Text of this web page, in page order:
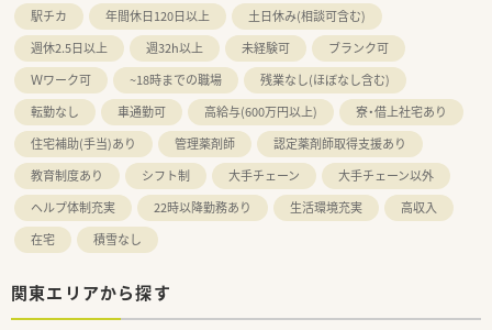
駅チカ 年間休日120日以上
土日休み(相談可含む)
週休2.5日以上
週32h以上 未経験可
ブランク可
Ｗワーク可
~18時までの職場
残業なし(ほぼなし含む)
転勤なし
車通勤可 高給与(600万円以上)
寮・借上社宅あり
住宅補助(手当)あり
管理薬剤師
認定薬剤師取得支援あり
教育制度あり
シフト制 大手チェーン
大手チェーン以外
ヘルプ体制充実
22時以降勤務あり 生活環境充実
高収入
在宅
積雪なし
関東エリアから探す